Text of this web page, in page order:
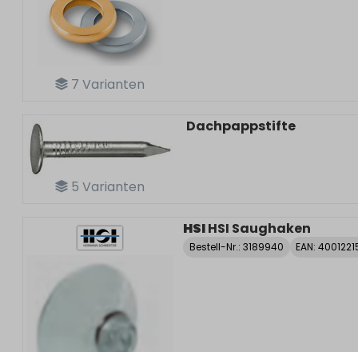
7 Varianten
5 Varianten
Dachpappstifte
HSIHSI Saughaken
Bestell-Nr.: 3189940 EAN: